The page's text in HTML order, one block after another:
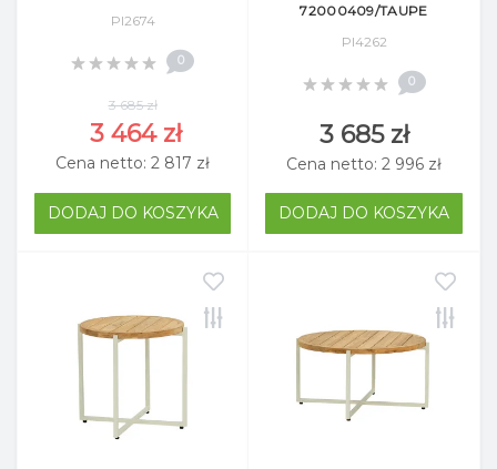
Pl2674
0
3 685 zł
3 464 zł
Cena netto: 2 817 zł
DODAJ DO KOSZYKA
72000409/TAUPE
Pl4262
0
3 685 zł
Cena netto: 2 996 zł
DODAJ DO KOSZYKA